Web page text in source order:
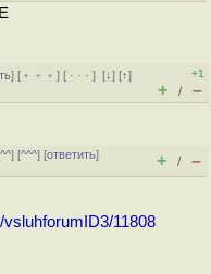
] [ ﹢﹢﹢] [ · · ·][↓] [↑]
+1
+ / –
^^] [^^^] [ответить]
+ / –
11808